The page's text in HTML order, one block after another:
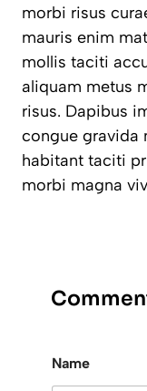
morbi risus
mauris enim
mollis taciti
aliquam metus
risus. Dapibus
congue gravida
habitant taciti
morbi magna
Name